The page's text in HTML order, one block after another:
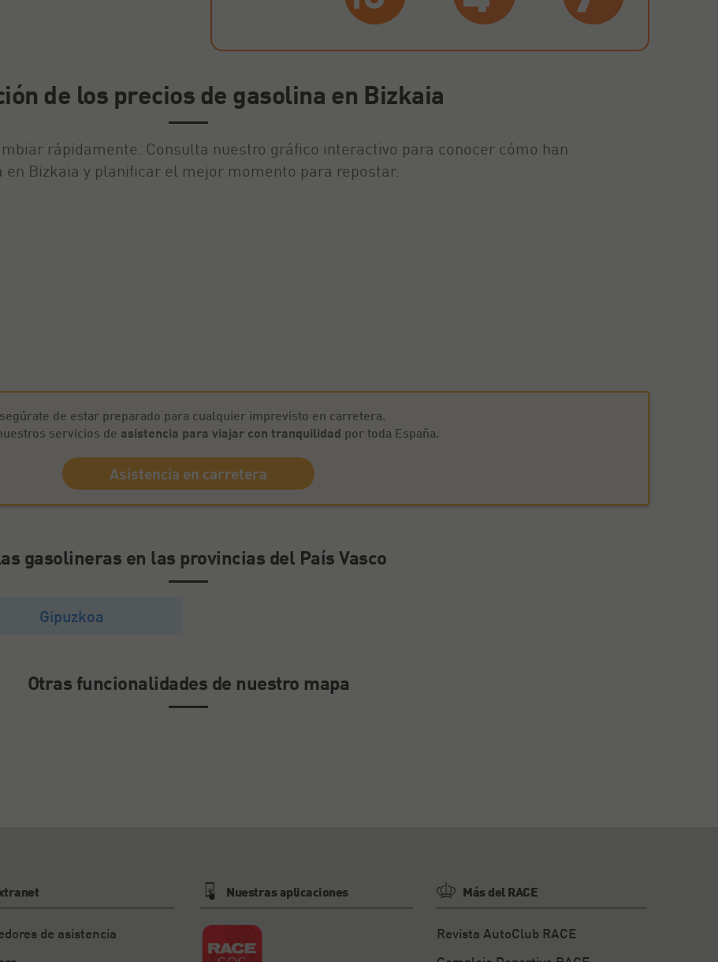
de los precios de gasolina en Bizkaia
rápidamente. Consulta nuestro gráfico interactivo para conocer cómo han
Bizkaia y planificar el mejor momento para repostar.
de estar preparado para cualquier imprevisto en carretera.
servicios de asistencia para viajar con tranquilidad por toda España.
Asistencia en carretera
gasolineras en las provincias del País Vasco
Gipuzkoa
Otras funcionalidades de nuestro mapa
de asistencia
Nuestras aplicaciones Más del RACE
Revista AutoClub RACE